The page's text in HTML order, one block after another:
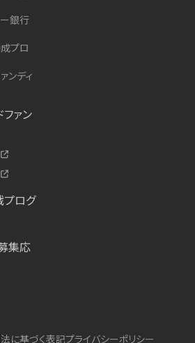
銀行
プロ
ンディ
ァン
プログ
集応
に基づく表記プライバシーポリシー